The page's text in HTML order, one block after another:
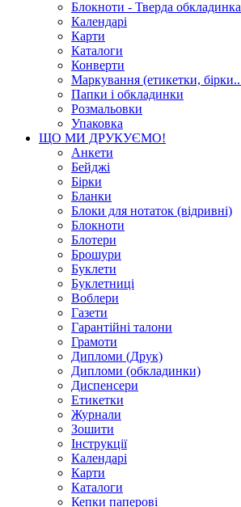
Блокноти - Тверда
Календарі
Карти
Каталоги
Конверти
Маркування (етикетки,
Папки і обкладинки
Розмальовки
Упаковка
ЩО МИ ДРУКУЄМО!
Анкети
Бейджі
Бірки
Бланки
Блоки для нотаток (відривні)
Блокноти
Блотери
Брошури
Буклети
Буклетниці
Воблери
Газети
Гарантійні талони
Грамоти
Дипломи (Друк)
Дипломи (обкладинки)
Диспенсери
Етикетки
Журнали
Зошити
Інструкції
Календарі
Карти
Каталоги
Кепки паперові